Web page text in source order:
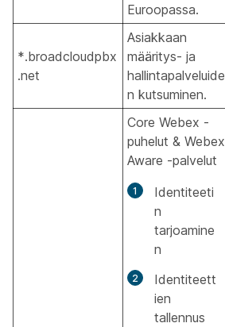
Euroopassa.
*.broadcloudpbx
.net
Asiakkaan
määritys- ja
hallintapalveluide
n kutsuminen.
Core Webex -
puhelut & Webex
Aware -palvelut
Identiteeti
n
tarjoamine
n
Identiteett
ien
tallennus